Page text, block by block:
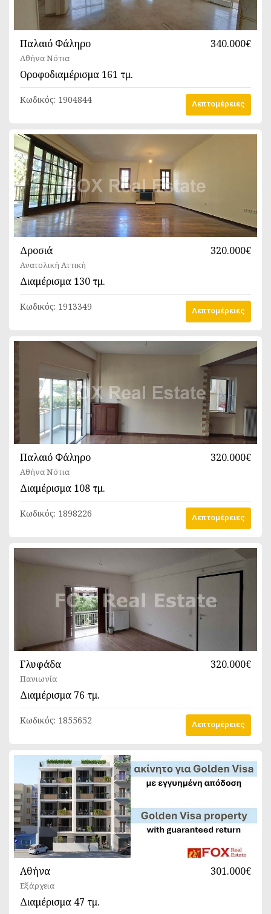
Παλαιό Φάληρο 340.000€
Αθήνα Νότια
Οροφοδιαμέρισμα 161 τμ.
Κωδικός: 1904844 Λεπτομέρειες
Δροσιά 320.000€
Ανατολική Αττική
Διαμέρισμα 130 τμ.
Κωδικός: 1913349 Λεπτομέρειες
Παλαιό Φάληρο 320.000€
Αθήνα Νότια
Διαμέρισμα 108 τμ.
Κωδικός: 1898226 Λεπτομέρειες
Γλυφάδα 320.000€
Πανιωνία
Διαμέρισμα 76 τμ.
Κωδικός: 1855652 Λεπτομέρειες
Αθήνα 301.000€
Εξάρχεια
Διαμέρισμα 47 τμ.